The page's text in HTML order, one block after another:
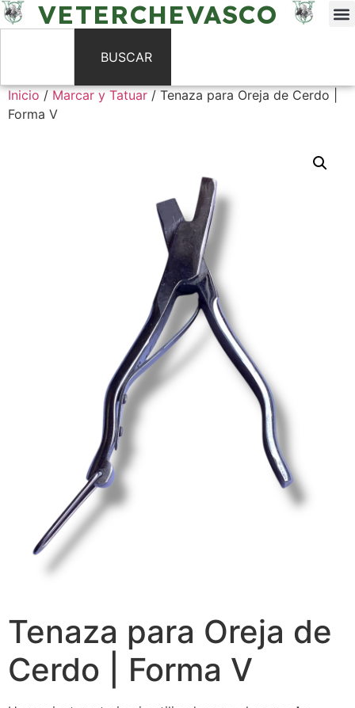
VETERCHEVASCO
BUSCAR
Inicio/Marcar y Tatuar/ Tenaza para Oreja de Cerdo |
Forma V
Tenaza para Oreja de
Cerdo | Forma V